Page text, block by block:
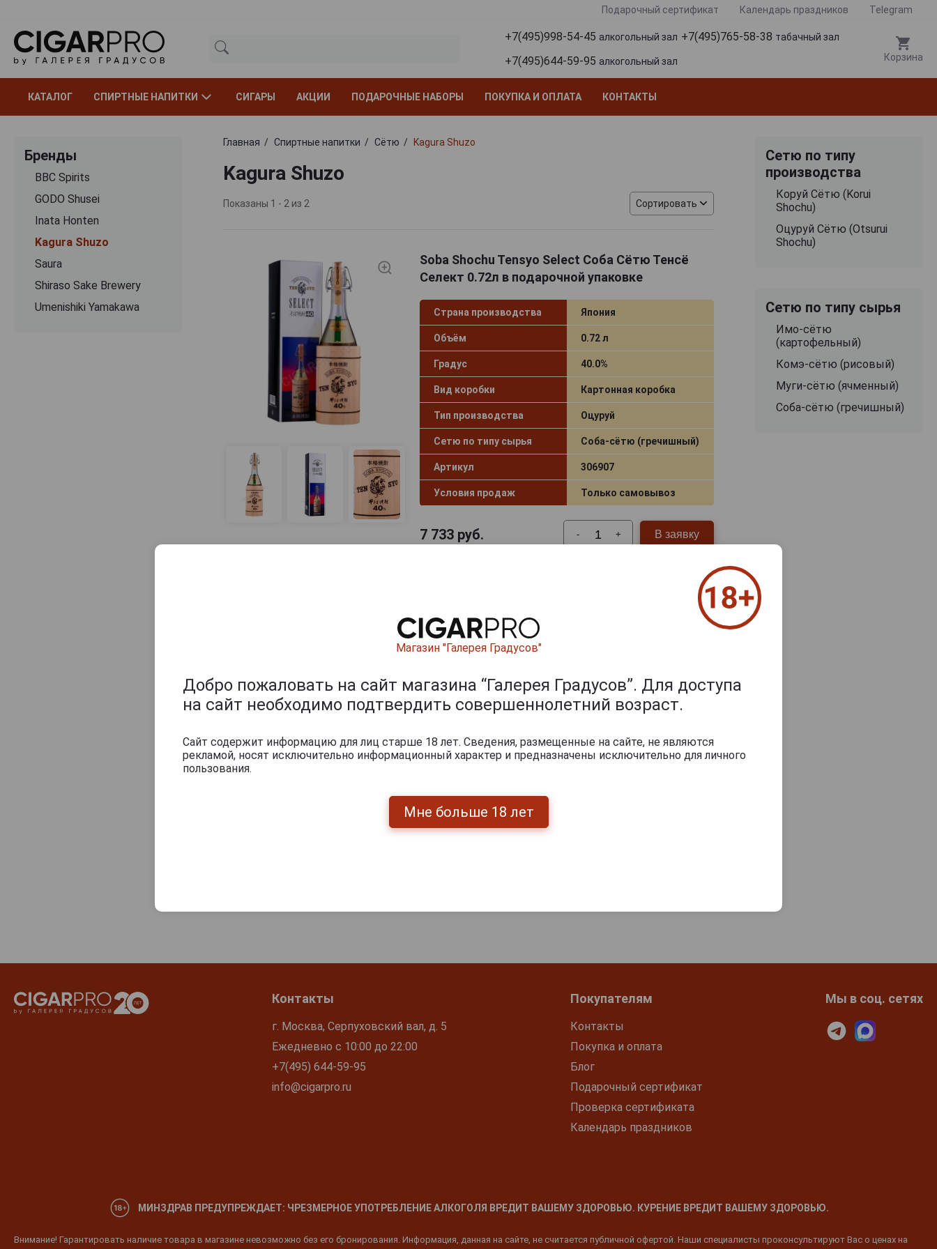
Подарочный сертификат Календарь праздников Telegram
+7(495)998-54-45 алкогольный зал +7(495)765-58-38 табачный зал
+7(495)644-59-95 алкогольный зал Корзина
КАТАЛОГ СПИРТНЫЕ НАПИТКИ СИГАРЫ АКЦИИ ПОДАРОЧНЫЕ НАБОРЫ ПОКУПКА И ОПЛАТА КОНТАКТЫ
Бренды
BBC Spirits
GODO Shusei
Inata Honten
Kagura Shuzo
Saura
Shiraso Sake Brewery
Umenishiki Yamakawa
Главная Спиртные напитки Сётю Kagura Shuzo
Kagura Shuzo
Показаны 1 - 2 из 2 Сортировать
Soba Shochu Tensyo Select Соба Сётю Тенсё
Селект 0.72л в подарочной упаковке
Страна производства Япония
Объём 0.72 л
Градус 40.0%
Вид коробки Картонная коробка
Тип производства Оцуруй
Сетю по типу сырья Соба-сётю (гречишный)
Артикул 306907
Условия продаж Только самовывоз
7 733руб. - + В заявку
Куро-коуджи Тенсонкоурин 0.9л
Страна производства
Объём 0.9 л
Градус 25.0%
Сетю по типу сырья
Имо‑сётю
Артикул
Условия продаж
Сетю по типу
производства
Коруй Сётю (Korui
Shochu)
Оцуруй Сётю (Otsurui
Shochu)
Сетю по типу сырья
Имо‑сётю
(картофельный)
Комэ‑сётю (рисовый)
Муги‑сётю (ячменный)
Соба-сётю (гречишный)
Контакты
г. Москва, Серпуховский вал, д. 5
Ежедневно с 10:00 до 22:00
+7(495) 644-59-95
info@cigarpro.ru
Покупателям
Контакты
Покупка и оплата
Блог
Подарочный сертификат
Проверка сертификата
Календарь праздников
Мы в соц. сетях
МИНЗДРАВ ПРЕДУПРЕЖДАЕТ: ЧРЕЗМЕРНОЕ УПОТРЕБЛЕНИЕ АЛКОГОЛЯ ВРЕДИТ ВАШЕМУ ЗДОРОВЬЮ. КУРЕНИЕ ВРЕДИТ ВАШЕМУ ЗДОРОВЬЮ.
Внимание! Гарантировать наличие товара в магазине невозможно без его бронирования. Информация, данная на сайте, не считается публичной офертой. Наши специалисты проконсультируют Вас о ценах на
Магазин "Галерея Градусов"
Добро пожаловать на сайт магазина “Галерея Градусов”. Для доступа
на сайт необходимо подтвердить совершеннолетний возраст.
Сайт содержит информацию для лиц старше 18 лет. Сведения, размещенные на сайте, не являются
рекламой, носят исключительно информационный характер и предназначены исключительно для личного
пользования.
Мне больше 18 лет